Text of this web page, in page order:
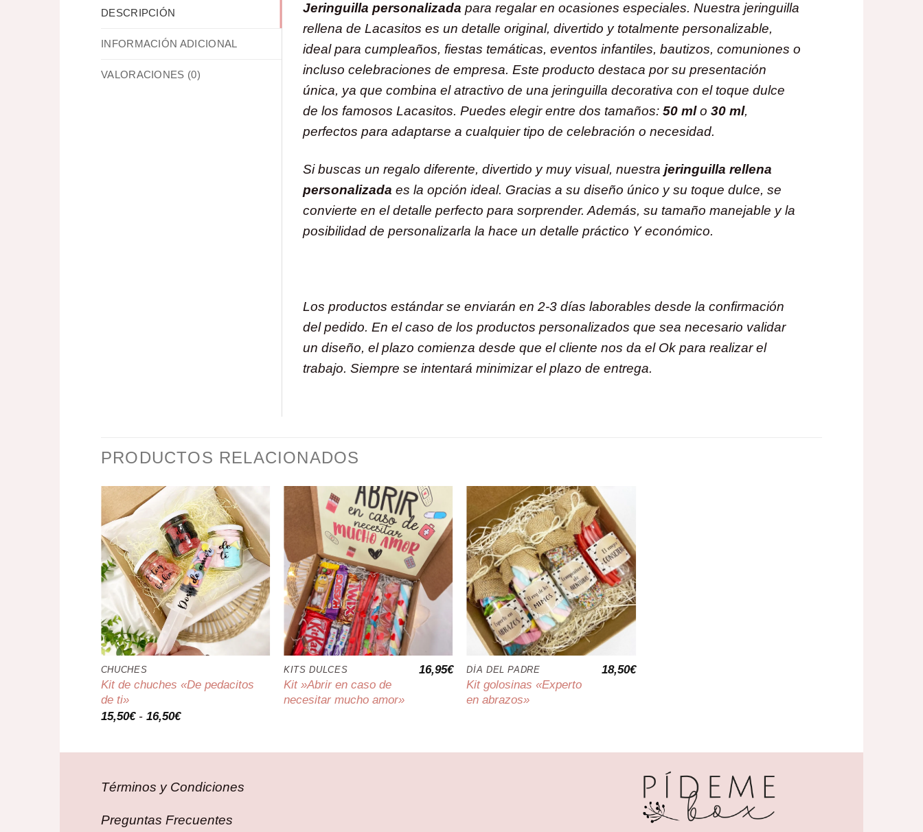
DESCRIPCIÓN
INFORMACIÓN ADICIONAL
VALORACIONES (0)
Jeringuilla personalizada para regalar en ocasiones especiales. Nuestra jeringuilla
rellena de Lacasitos es un detalle original, divertido y totalmente personalizable,
ideal para cumpleaños, fiestas temáticas, eventos infantiles, bautizos, comuniones o
incluso celebraciones de empresa. Este producto destaca por su presentación
única, ya que combina el atractivo de una jeringuilla decorativa con el toque dulce
de los famosos Lacasitos. Puedes elegir entre dos tamaños: 50 mlo 30 ml,
perfectos para adaptarse a cualquier tipo de celebración o necesidad.
Si buscas un regalo diferente, divertido y muy visual, nuestra jeringuilla rellena
personalizada es la opción ideal. Gracias a su diseño único y su toque dulce, se
convierte en el detalle perfecto para sorprender. Además, su tamaño manejable y la
posibilidad de personalizarla la hace un detalle práctico Y económico.
Los productos estándar se enviarán en 2-3 días laborables desde la confirmación
del pedido. En el caso de los productos personalizados que sea necesario validar
un diseño, el plazo comienza desde que el cliente nos da el Ok para realizar el
trabajo. Siempre se intentará minimizar el plazo de entrega.
PRODUCTOS RELACIONADOS
CHUCHES
Kit de chuches «De pedacitos
de ti»
15,50€ - 16,50€Rango
desde
16,50€
KITS DULCES
Kit »Abrir en caso de
necesitar mucho amor»
16,95€ DÍA DEL PADRE
Kit golosinas «Experto
en abrazos»
18,50€
Términos y Condiciones
Preguntas Frecuentes